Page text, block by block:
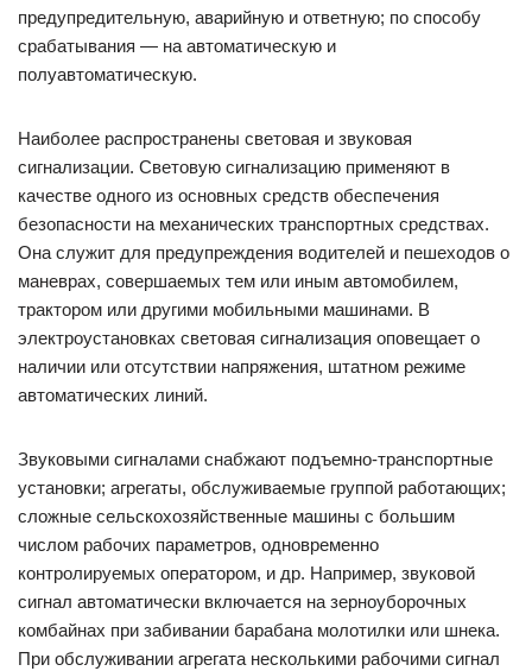
предупредительную, аварийную и ответную; по способу
срабатывания — на автоматическую и
полуавтоматическую.
Наиболее распространены световая и звуковая
сигнализации. Световую сигнализацию применяют в
качестве одного из основных средств обеспечения
безопасности на механических транспортных средствах.
Она служит для предупреждения водителей и пешеходов о
маневрах, совершаемых тем или иным автомобилем,
трактором или другими мобильными машинами. В
электроустановках световая сигнализация оповещает о
наличии или отсутствии напряжения, штатном режиме
автоматических линий.
Звуковыми сигналами снабжают подъемно-транспортные
установки; агрегаты, обслуживаемые группой работающих;
сложные сельскохозяйственные машины с большим
числом рабочих параметров, одновременно
контролируемых оператором, и др. Например, звуковой
сигнал автоматически включается на зерноуборочных
комбайнах при забивании барабана молотилки или шнека.
При обслуживании агрегата несколькими рабочими сигнал